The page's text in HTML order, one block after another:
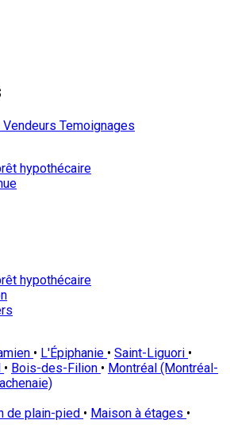
Vendeurs Temoignages
hypothécaire
hypothécaire
• L'Épiphanie • Saint-Liguori •
• Bois-des-Filion • Montréal (Montréal-
de plain-pied • Maison à étages •